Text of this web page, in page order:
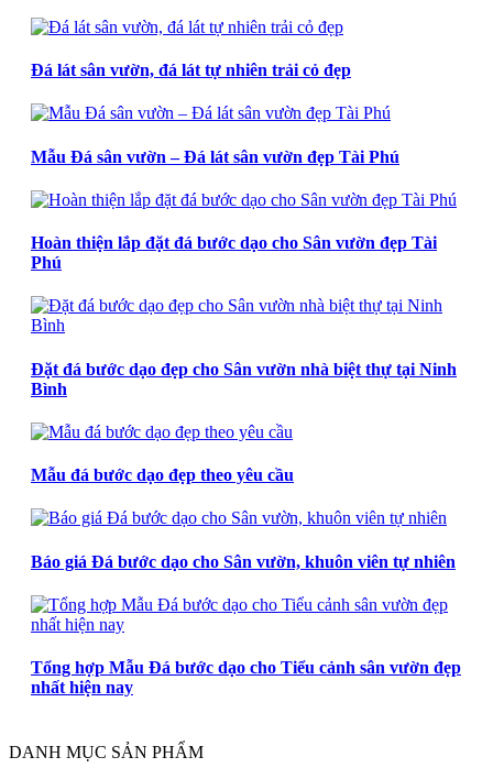
Đá lát sân vườn, đá lát tự nhiên trải cỏ đẹp
Mẫu Đá sân vườn – Đá lát sân vườn đẹp Tài Phú
Hoàn thiện lắp đặt đá bước dạo cho Sân vườn đẹp Tài
Phú
Đặt đá bước dạo đẹp cho Sân vườn nhà biệt thự tại Ninh
Bình
Mẫu đá bước dạo đẹp theo yêu cầu
Báo giá Đá bước dạo cho Sân vườn, khuôn viên tự nhiên
Tổng hợp Mẫu Đá bước dạo cho Tiểu cảnh sân vườn đẹp
nhất hiện nay
DANH MỤC SẢN PHẨM